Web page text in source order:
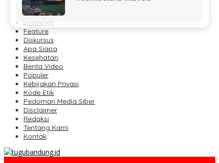
Berita
Foto Peristiwa
Didaktika
Feature
Diskursus
Apa Siapa
Kesehatan
Berita Video
Populer
Kebijakan Privasi
Kode Etik
Pedoman Media Siber
Disclaimer
Redaksi
Tentang Kami
Kontak